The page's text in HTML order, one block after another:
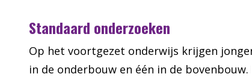
Standaard onderzoeken
Op het voortgezet onderwijs krijgen
in de onderbouw en één in de